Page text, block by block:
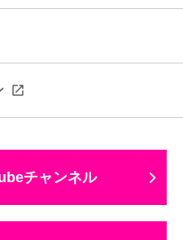
チャンネル